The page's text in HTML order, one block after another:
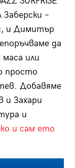
–
и Димитър
да
или
просто
Добавяме
и Захари
и
и сам ето